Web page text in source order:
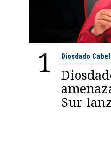
1 Diosdado
Sur